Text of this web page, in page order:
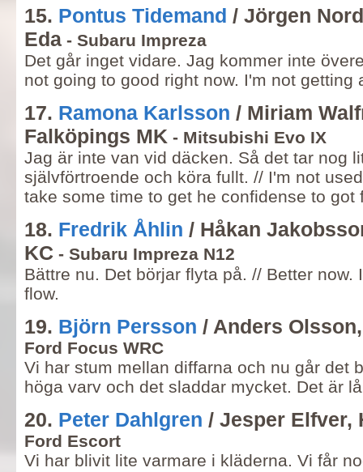
15. Pontus Tidemand / Jörgen
Eda - Subaru Impreza
Det går inget vidare. Jag kommer inte
not going to good right now. I'm not getting
17. Ramona Karlsson / Miriam
Falköpings MK - Mitsubishi Evo IX
Jag är inte van vid däcken. Så det tar nog
självförtroende och köra fullt. // I'm not
take some time to get he confidense to got
18. Fredrik Åhlin / Håkan
KC - Subaru Impreza N12
Bättre nu. Det börjar flyta på. // Better now.
flow.
19. Björn Persson / Anders
Ford Focus WRC
Vi har stum mellan diffarna och nu går det
höga varv och det sladdar mycket. Det är
20. Peter Dahlgren / Jesper Elfver,
Ford Escort
Vi har blivit lite varmare i kläderna. Vi får